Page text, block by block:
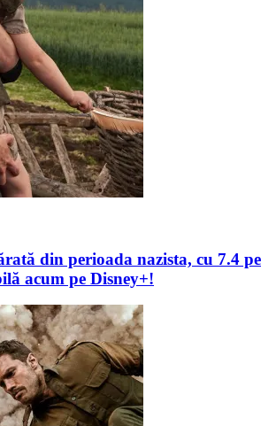
din perioada nazista, cu 7.4 pe
acum pe Disney+!